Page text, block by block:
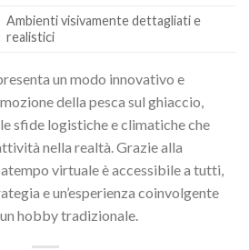
Ambienti visivamente dettagliati e
realistici
un modo innovativo e
della pesca sul ghiaccio,
sfide logistiche e climatiche che
nella realtà. Grazie alla
virtuale è accessibile a tutti,
e un’esperienza coinvolgente
hobby tradizionale.